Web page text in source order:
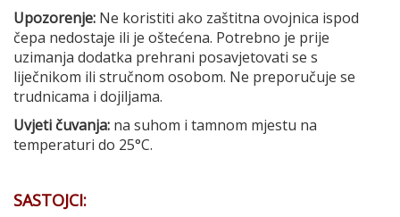
Upozorenje: Ne koristiti ako zaštitna ovojnica ispod
čepa nedostaje ili je oštećena. Potrebno je prije
uzimanja dodatka prehrani posavjetovati se s
liječnikom ili stručnom osobom. Ne preporučuje se
trudnicama i dojiljama.
Uvjeti čuvanja: na suhom i tamnom mjestu na
temperaturi do 25°C.
SASTOJCI: